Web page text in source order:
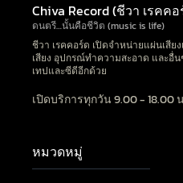
Chiva Record (ชีวา เรคค
ดนตรี…นั้นคือชีวิต (music is life)
ชีวา เรคคอร์ด เปิดจำหน่ายแผ่นเสีย
เสียง อุปกรณ์ทำความสะอาด และอื่น
เทปและซีดีอีกด้วย
เปิดบริการทุกวัน 9.00 - 18.00
หมวดหมู่